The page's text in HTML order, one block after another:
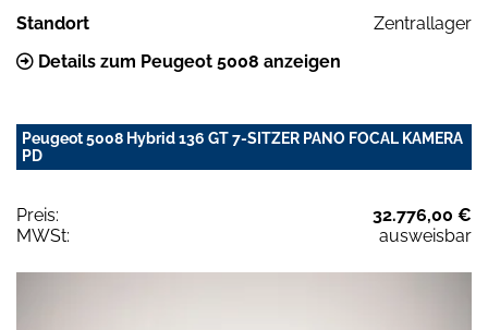
Standort
Zentrallager
Details zum Peugeot 5008 anzeigen
Peugeot 5008 Hybrid 136 GT 7-SITZER PANO FOCAL KAMERA
PD
Preis:
32.776,00 €
MWSt:
ausweisbar